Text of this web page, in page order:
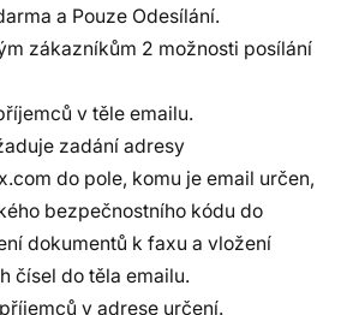
a Pouze Odesílání.
zákazníkům 2 možnosti posílání
v těle emailu.
zadání adresy
do pole, komu je email určen,
bezpečnostního kódu do
dokumentů k faxu a vložení
čísel do těla emailu.
v adrese určení.